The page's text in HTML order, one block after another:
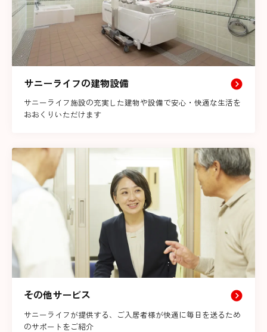
サニーライフの建物設備
サニーライフ施設の充実した建物や設備で安心・快適な生活を
おおくりいただけます
その他サービス
サニーライフが提供する、ご入居者様が快適に毎日を送るため
のサポートをご紹介